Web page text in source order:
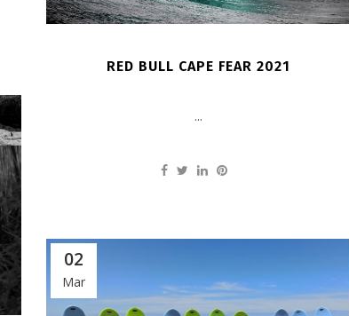
RED BULL CAPE FEAR 2021
...
02
Mar